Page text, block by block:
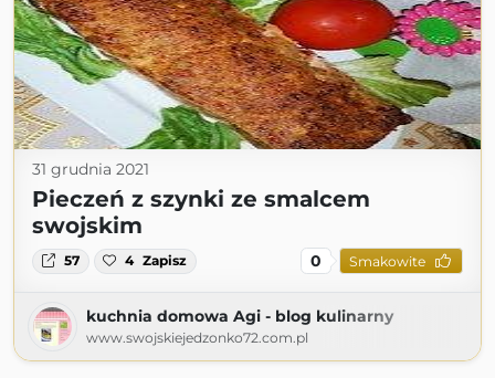
31 grudnia 2021
Pieczeń z szynki ze smalcem
swojskim
57 4 Zapisz 0 Smakowite
kuchnia domowa Agi - blog kulinarny
www.swojskiejedzonko72.com.pl